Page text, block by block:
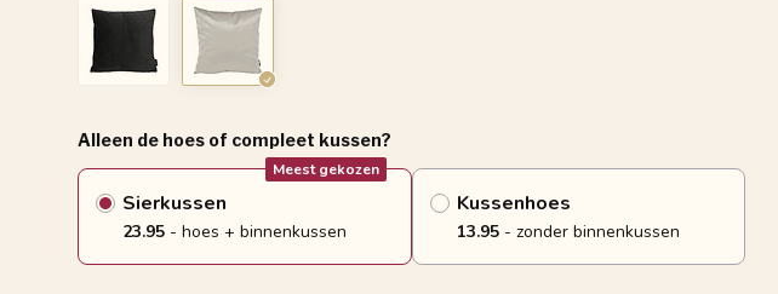
Alleen de hoes of compleet kussen?
Sierkussen
Meest gekozen
23.95 - hoes + binnenkussen
Kussenhoes
13.95- zonder binnenkussen